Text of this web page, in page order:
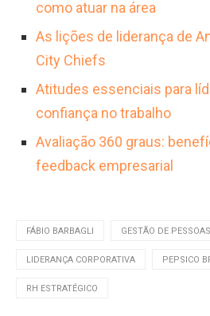
como atuar na área
As lições de liderança de
City Chiefs
Atitudes essenciais para
confiança no trabalho
Avaliação 360 graus:
feedback empresarial
FÁBIO BARBAGLI GESTÃO DE PESSOAS
LIDERANÇA CORPORATIVA PEPSICO
RH ESTRATÉGICO